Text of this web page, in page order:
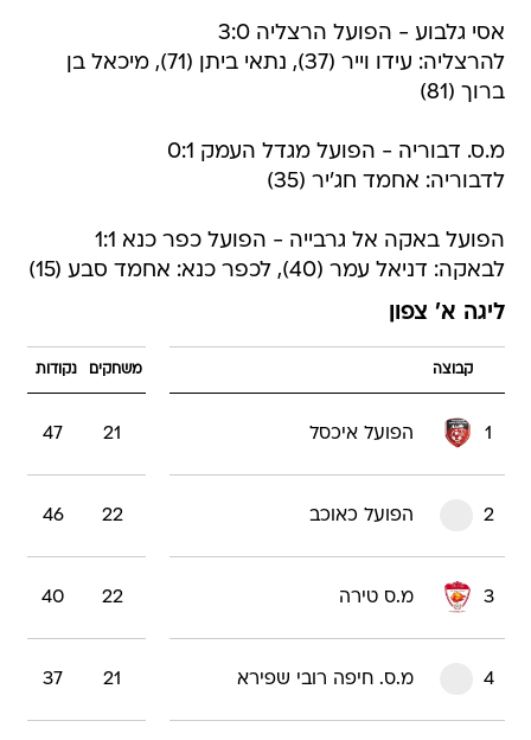
אסי גלבוע - הפועל הרצליה 3:0
להרצליה: עידו וייר (37), נתאי ביתן (71), מיכאל בן
ברוך (81)
מ.ס. דבוריה - הפועל מגדל העמק 0:1
לדבוריה: אחמד חג'יר (35)
הפועל באקה אל גרבייה - הפועל כפר כנא 1:1
לבאקה: דניאל עמר (40), לכפר כנא: אחמד סבע (15)
ליגה א' צפון
קבוצה משחקים נקודות
1 הפועל איכסל 21
47
2 הפועל כאוכב 22
46
3 מ.ס טירה 22
40
4 מ.ס. חיפה רובי שפירא 21
37